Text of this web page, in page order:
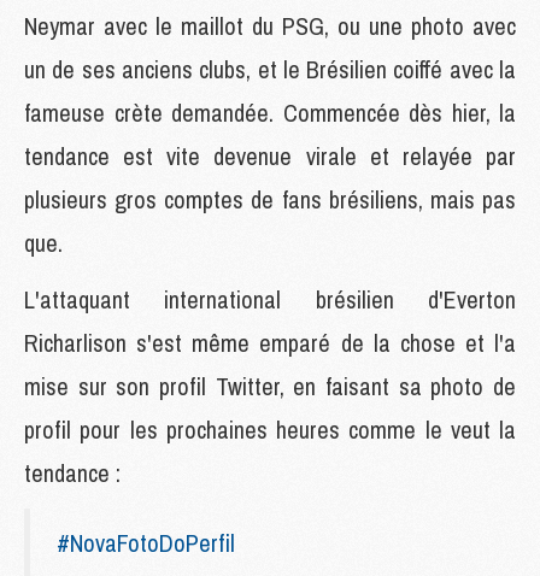
Neymar avec le maillot du PSG, ou une photo avec
un de ses anciens clubs, et le Brésilien coiffé avec la
fameuse crète demandée. Commencée dès hier, la
tendance est vite devenue virale et relayée par
plusieurs gros comptes de fans brésiliens, mais pas
que.
L'attaquant international brésilien d'Everton
Richarlison s'est même emparé de la chose et l'a
mise sur son profil Twitter, en faisant sa photo de
profil pour les prochaines heures comme le veut la
tendance :
#NovaFotoDoPerfil